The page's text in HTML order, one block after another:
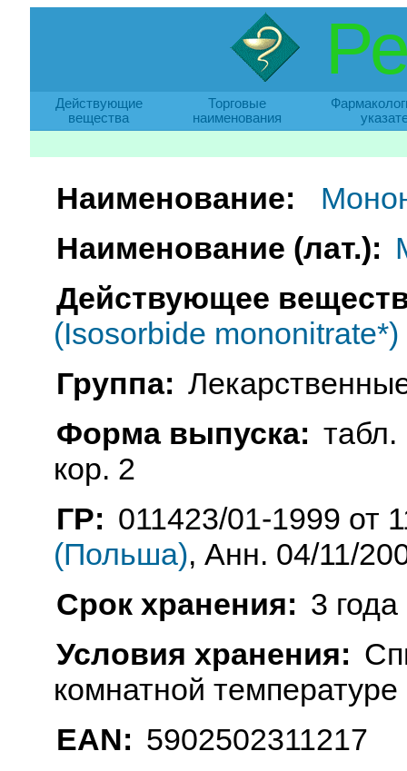
Действующие
вещества
Торговые
наименования
Наименование:
Наименование (лат.):
Действующее
(Isosorbide mononitrate*)
Группа:
Форма выпуска: табл.
кор. 2
ГР: 011423/01-1999 от
(Польша), Анн. 04/11/
Срок хранения: 3 года
Условия хранения:
комнатной температуре
EAN: 5902502311217